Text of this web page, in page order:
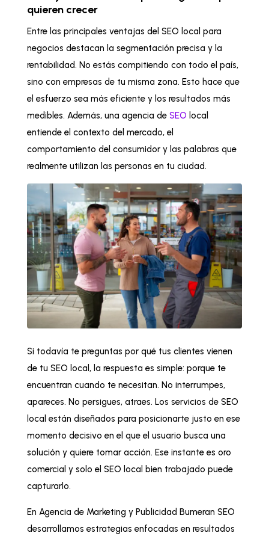
quieren crecer
Entre las principales ventajas del SEO local para
negocios destacan la segmentación precisa y la
rentabilidad. No estás compitiendo con todo el país,
sino con empresas de tu misma zona. Esto hace que
el esfuerzo sea más eficiente y los resultados más
medibles. Además, una agencia deSEO local
entiende el contexto del mercado, el
comportamiento del consumidor y las palabras que
realmente utilizan las personas en tu ciudad.
Si todavía te preguntas por qué tus clientes vienen
de tu SEO local, la respuesta es simple: porque te
encuentran cuando te necesitan. No interrumpes,
apareces. No persigues, atraes. Los servicios de SEO
local están diseñados para posicionarte justo en ese
momento decisivo en el que el usuario busca una
solución y quiere tomar acción. Ese instante es oro
comercial y solo el SEO local bien trabajado puede
capturarlo.
En Agencia de Marketing y Publicidad Bumeran SEO
desarrollamos estrategias enfocadas en resultados